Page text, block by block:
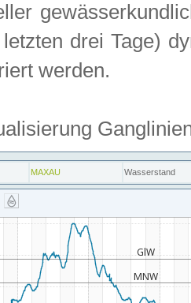
drei Tage)
werden.